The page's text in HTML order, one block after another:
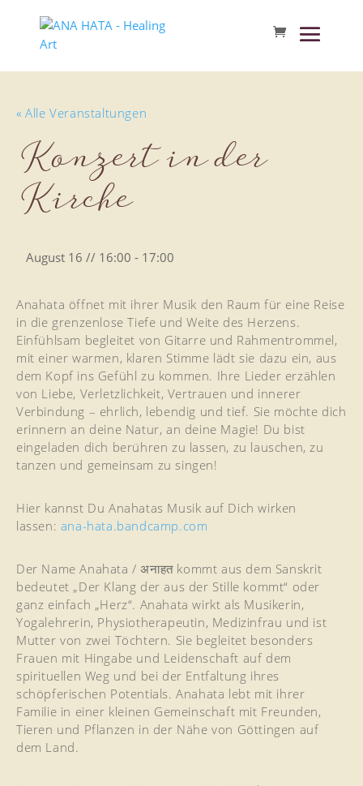
« Alle Veranstaltungen
Konzert in der
Kirche
August 16 // 16:00 - 17:00
Anahata öffnet mit ihrer Musik den Raum für eine Reise
in die grenzenlose Tiefe und Weite des Herzens.
Einfühlsam begleitet von Gitarre und Rahmentrommel,
mit einer warmen, klaren Stimme lädt sie dazu ein, aus
dem Kopf ins Gefühl zu kommen. Ihre Lieder erzählen
von Liebe, Verletzlichkeit, Vertrauen und innerer
Verbindung – ehrlich, lebendig und tief. Sie möchte dich
erinnern an deine Natur, an deine Magie! Du bist
eingeladen dich berühren zu lassen, zu lauschen, zu
tanzen und gemeinsam zu singen!
Hier kannst Du Anahatas Musik auf Dich wirken
lassen: ana-hata.bandcamp.com
Der Name Anahata / अनाहत kommt aus dem Sanskrit
bedeutet „Der Klang der aus der Stille kommt“ oder
ganz einfach „Herz“. Anahata wirkt als Musikerin,
Yogalehrerin, Physiotherapeutin, Medizinfrau und ist
Mutter von zwei Töchtern. Sie begleitet besonders
Frauen mit Hingabe und Leidenschaft auf dem
spirituellen Weg und bei der Entfaltung ihres
schöpferischen Potentials. Anahata lebt mit ihrer
Familie in einer kleinen Gemeinschaft mit Freunden,
Tieren und Pflanzen in der Nähe von Göttingen auf
dem Land.